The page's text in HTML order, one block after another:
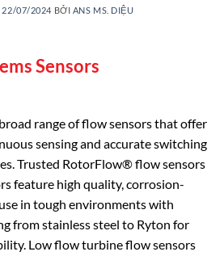
22/07/2024 BỞI ANS MS. DIỆU
Sensors
range of flow sensors that offer
sensing and accurate switching
Trusted RotorFlow® flow sensors
feature high quality, corrosion-
in tough environments with
from stainless steel to Ryton for
Low flow turbine flow sensors